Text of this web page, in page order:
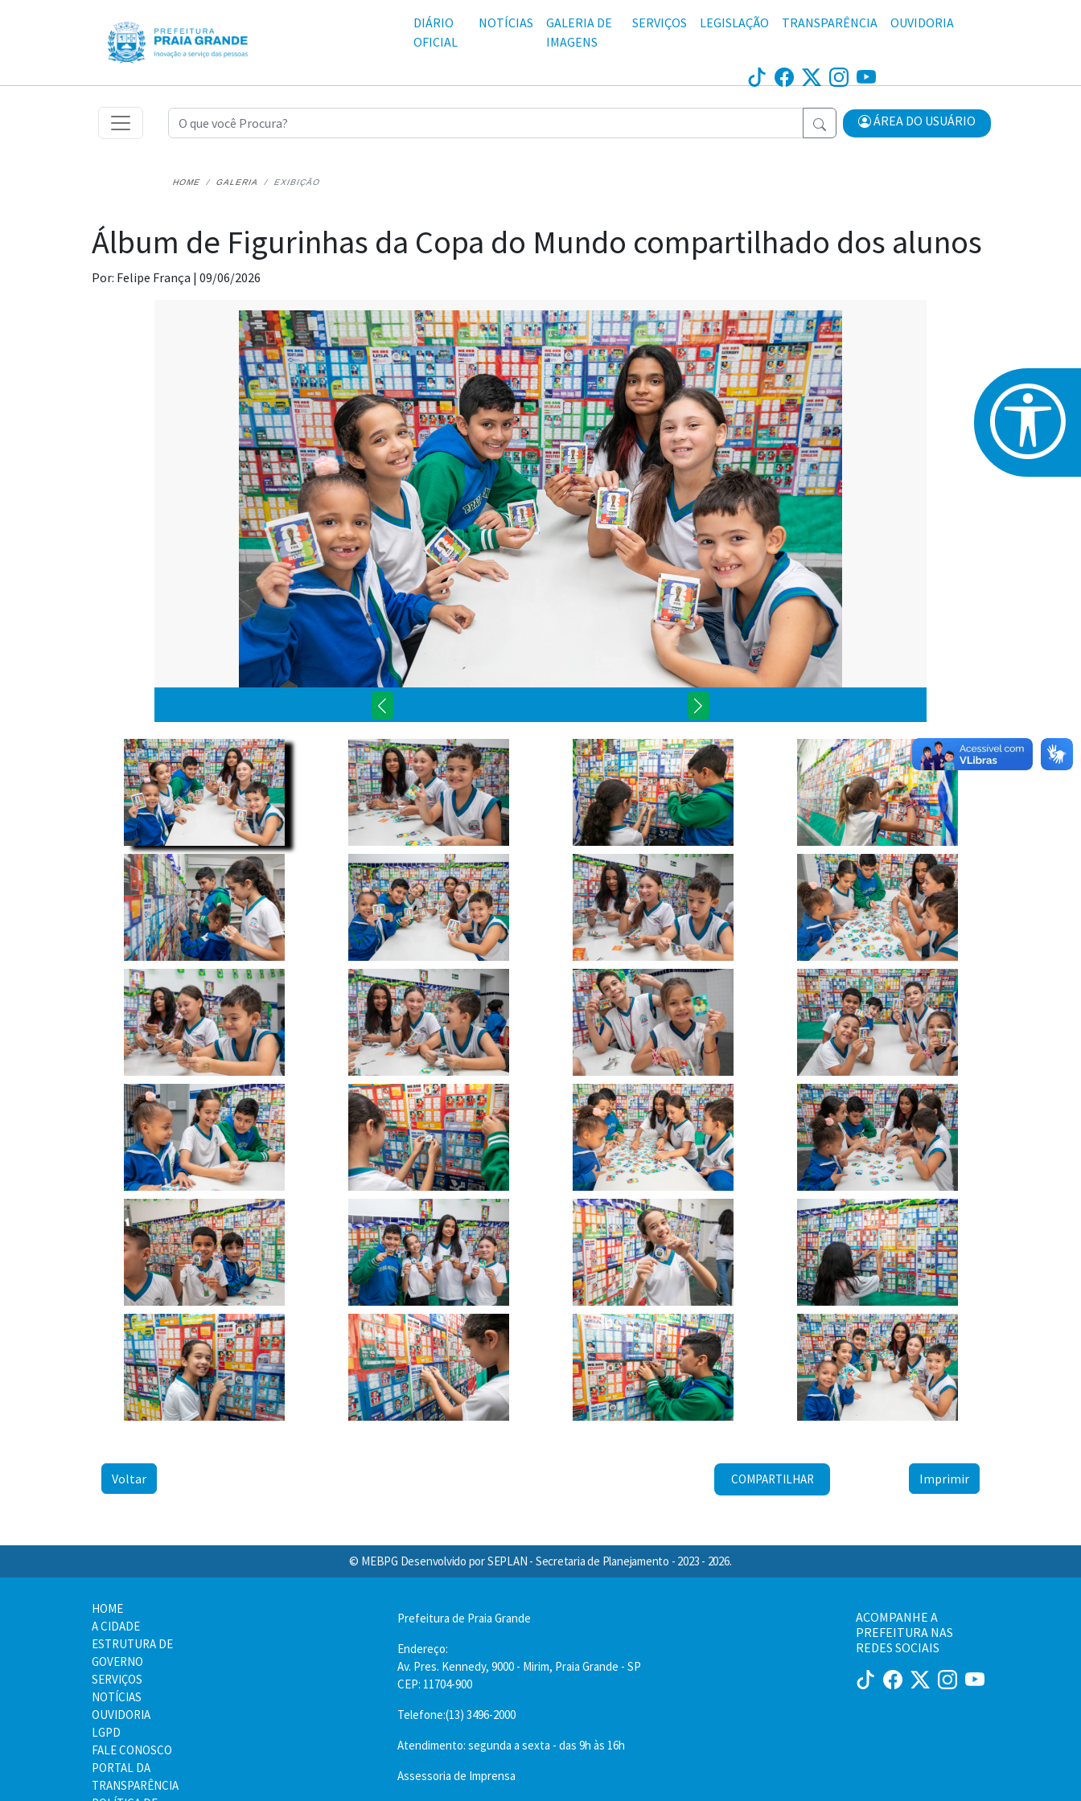
DIÁRIO
OFICIAL
NOTÍCIAS
GALERIA DE
IMAGENS
SERVIÇOS LEGISLAÇÃO TRANSPARÊNCIA OUVIDORIA
ÁREA DO USUÁRIO
HOME GALERIA EXIBIÇÃO
Álbum de Figurinhas da Copa do Mundo compartilhado dos alunos
Por: Felipe França | 09/06/2026
Voltar COMPARTILHAR Imprimir
© MEBPG Desenvolvido por SEPLAN - Secretaria de Planejamento - 2023 - 2026.
HOME
A CIDADE
ESTRUTURA DE
GOVERNO
SERVIÇOS
NOTÍCIAS
OUVIDORIA
LGPD
FALE CONOSCO
PORTAL DA
TRANSPARÊNCIA
Prefeitura de Praia Grande
Endereço:
Av. Pres. Kennedy, 9000 - Mirim, Praia Grande - SP
CEP: 11704-900
Telefone:(13) 3496-2000
Atendimento: segunda a sexta - das 9h às 16h
Assessoria de Imprensa
ACOMPANHE A
PREFEITURA NAS
REDES SOCIAIS